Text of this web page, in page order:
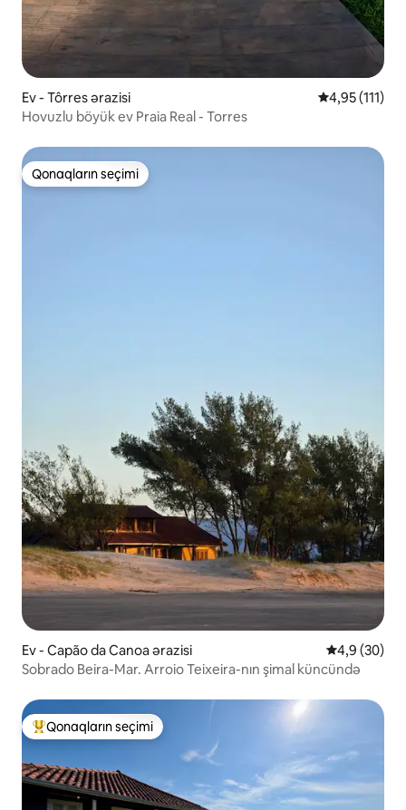
Ev - Tôrres ərazisi Ortalama
4,95 (111)
Hovuzlu böyük ev Praia Real - Torres
Qonaqların seçimi
Qonaqların seçimi
Ev - Capão da Canoa ərazisi Ortalama
4,9 (30)
Sobrado Beira-Mar. Arroio Teixeira-nın şimal küncündə
Populyar "Qonaqların seçimi"
Qonaqların seçimi